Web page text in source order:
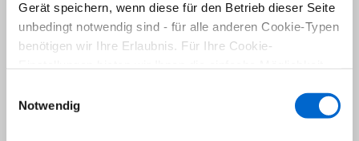
Gerät speichern, wenn diese für den Betrieb dieser Seite
unbedingt notwendig sind - für alle anderen Cookie-Typen
benötigen wir Ihre Erlaubnis. Für Ihre Cookie-
(schwarzer Kreis) zu ändern sowie zu widerrufen.
Notwendig
Bestellerprinzip
Grunderwerbsteuererhöhung NRW 2015